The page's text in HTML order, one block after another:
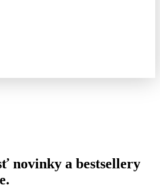
novinky a bestsellery
.